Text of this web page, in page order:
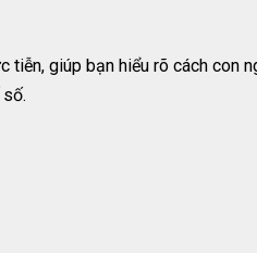
tiễn, giúp bạn hiểu rõ cách